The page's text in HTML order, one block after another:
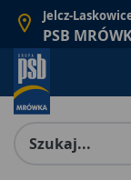
Jelcz-
PSB